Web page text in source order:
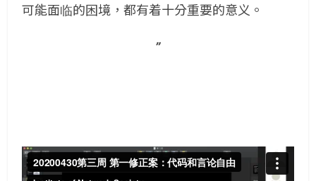
可能面临的困境，都有着十分重要的意义。
”